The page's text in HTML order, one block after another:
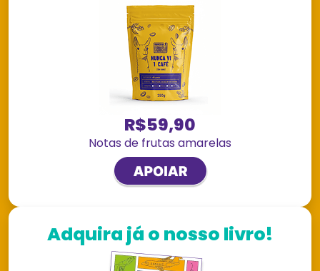
R$59,90
Notas de frutas amarelas
Adquira já o nosso livro!